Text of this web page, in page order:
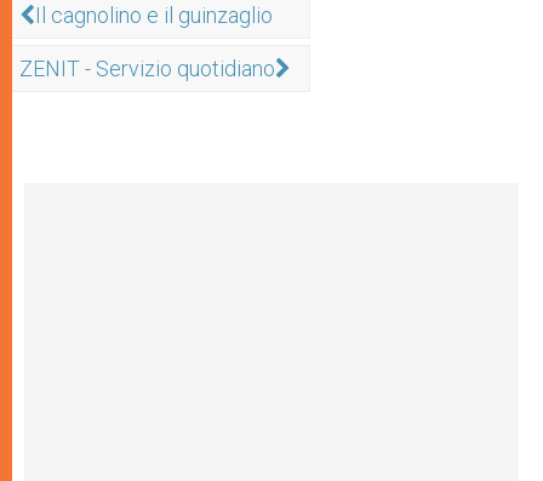
Il cagnolino e il guinzaglio
ZENIT - Servizio quotidiano